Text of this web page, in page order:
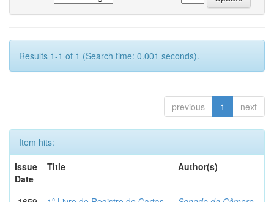
Results 1-1 of 1 (Search time: 0.001 seconds).
previous 1 next
Item hits:
Issue
Date
Title Author(s)